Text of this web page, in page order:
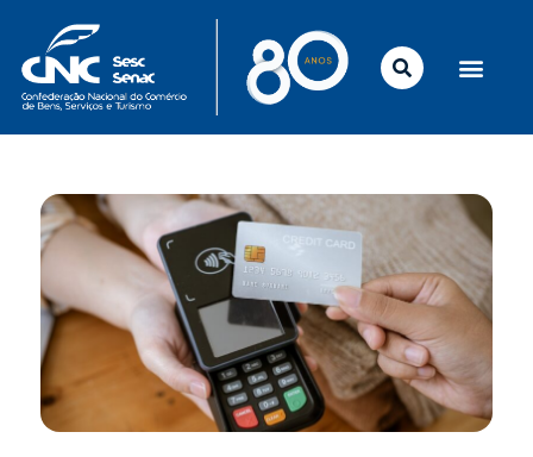
conteúdo